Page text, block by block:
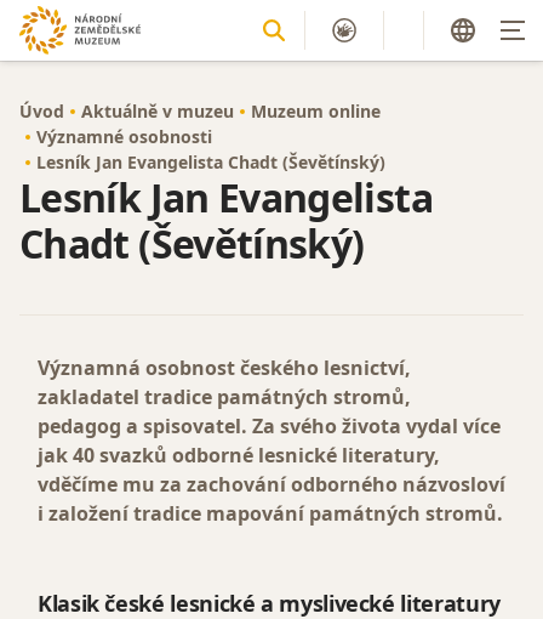
Úvod Aktuálně v muzeu
Muzeum online
Významné osobnosti
Lesník Jan Evangelista Chadt (Ševětínský)
Lesník Jan Evangelista
Chadt (Ševětínský)
Významná osobnost českého lesnictví,
zakladatel tradice památných stromů,
pedagog a spisovatel. Za svého života vydal více
jak 40 svazků odborné lesnické literatury,
vděčíme mu za zachování odborného názvosloví
i založení tradice mapování památných stromů.
Klasik české lesnické a myslivecké literatury